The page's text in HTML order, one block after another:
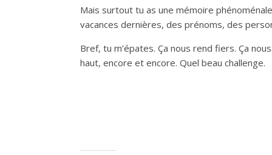
Mais surtout tu as une mémoire
vacances dernières, des prénoms, des
Bref, tu m’épates. Ça nous rend fiers. Ça
haut, encore et encore. Quel beau challenge.